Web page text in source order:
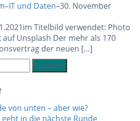
–IT und Daten–30. November
Titelbild verwendet: Photo
Unsplash Der mehr als 170
der neuen […]
von unten – aber wie?
in die nächste Runde